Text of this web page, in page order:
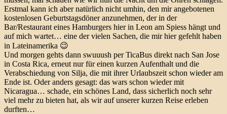
Erstmal kann ich aber natürlich nicht umhin, den mir angebotenen
kostenlosen Geburtstagsdöner anzunehmen, der in der
Bar/Restaurant eines Hamburgers hier in Leon am Spiess hängt und
auf mich wartet… eine der vielen Sachen, die mir hier gefehlt haben
in Lateinamerika 😉
Und morgen gehts dann swuuush per TicaBus direkt nach San Jose
in Costa Rica, erneut nur für einen kurzen Aufenthalt und die
Verabschiedung von Silja, die mit ihrer Urlaubszeit schon wieder am
Ende ist. Oder anders gesagt: das wars schon wieder mit
Nicaragua… schade, ein schönes Land, dass sicherlich noch sehr
viel mehr zu bieten hat, als wir auf unserer kurzen Reise erleben
durften…